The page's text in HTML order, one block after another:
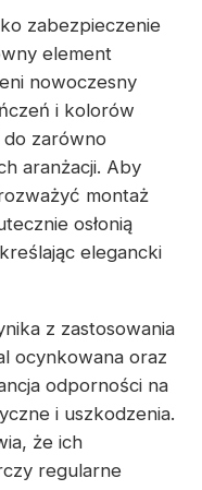
zabezpieczenie
element
nowoczesny
i kolorów
do zarówno
aranżacji. Aby
montaż
osłonią
elegancki
z zastosowania
ocynkowana oraz
odporności na
i uszkodzenia.
że ich
regularne